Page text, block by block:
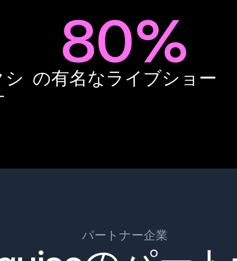
80%
の有名なライブショー
パートナー企業